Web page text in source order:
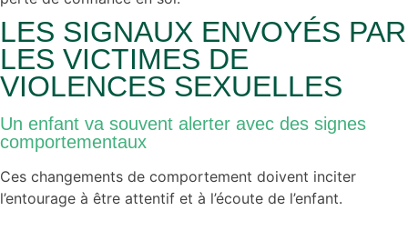
LES SIGNAUX ENVOYÉS PAR
LES VICTIMES DE
VIOLENCES SEXUELLES
Un enfant va souvent alerter avec des signes
comportementaux
Ces changements de comportement doivent inciter
l’entourage à être attentif et à l’écoute de l’enfant.